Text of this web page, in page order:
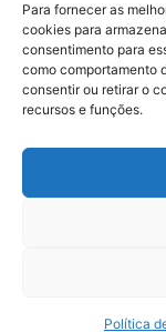
Para fornecer as
cookies para
consentimento para
como comportamento
consentir ou retirar o
recursos e funções.
Política
o
encontro
entre
trabalhadores
e
© 2026